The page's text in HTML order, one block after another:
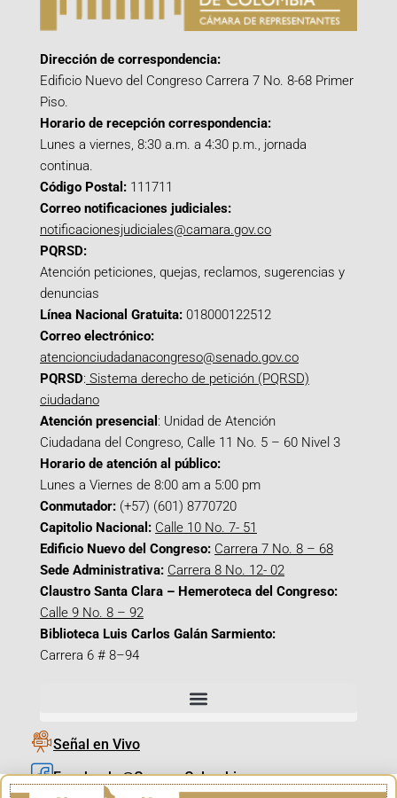
Dirección de correspondencia:
Edificio Nuevo del Congreso Carrera 7 No. 8-68 Primer
Piso.
Horario de recepción correspondencia:
Lunes a viernes, 8:30 a.m. a 4:30 p.m., jornada
continua.
Código Postal: 111711
Correo notificaciones judiciales:
notificacionesjudiciales@camara.gov.co
PQRSD:
Atención peticiones, quejas, reclamos, sugerencias y
denuncias
Línea Nacional Gratuita: 018000122512
Correo electrónico:
atencionciudadanacongreso@senado.gov.co
PQRSD: Sistema derecho de petición (PQRSD)
ciudadano
Atención presencial : Unidad de Atención
Ciudadana del Congreso, Calle 11 No. 5 – 60 Nivel 3
Horario de atención al público:
Lunes a Viernes de 8:00 am a 5:00 pm
Conmutador: (+57) (601) 8770720
Capitolio Nacional: Calle 10 No. 7- 51
Edificio Nuevo del Congreso: Carrera 7 No. 8 – 68
Sede Administrativa: Carrera 8 No. 12- 02
Claustro Santa Clara – Hemeroteca del Congreso:
Calle 9 No. 8 – 92
Biblioteca Luis Carlos Galán Sarmiento:
Carrera 6 # 8–94
Señal en Vivo
Facebook_@CamaraColombia